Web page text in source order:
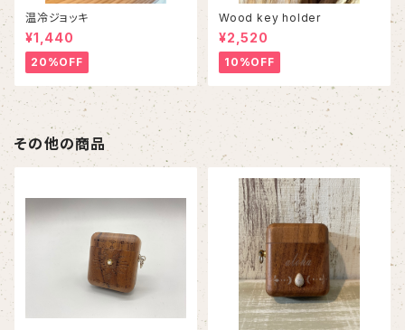
温冷ジョッキ
¥1,440
20%OFF
Wood key holder
¥2,520
10%OFF
その他の商品